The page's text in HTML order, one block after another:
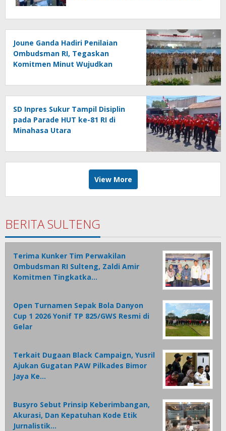
Joune Ganda Hadiri Penilaian
Ombudsman RI, Tegaskan
Komitmen Minut Wujudkan
SD Inpres Sukur Tampil Disiplin
pada Parade HUT ke-81 RI di
Minahasa Utara
View More
BERITA SULTENG
Terima Kunker Tim Perwakilan
Ombudsman RI Sulteng, Zaldi Amir
Komitmen Tingkatka…
Open Turnamen Sepak Bola Danyon
Cup 1 2026 Yonif TP 825/GWS Resmi di
Gelar
Terkait Dugaan Black Campaign, Yusril
Ajukan Gugatan PAW Pilkades Bimor
Jaya Ke…
Busyro Sebut Prinsip Keberimbangan,
Akurasi, Dan Kepatuhan Kode Etik
Jurnalistik…